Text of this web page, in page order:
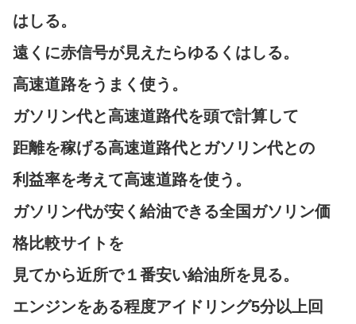
はしる。
遠くに赤信号が見えたらゆるくはしる。
高速道路をうまく使う。
ガソリン代と高速道路代を頭で計算して
距離を稼げる高速道路代とガソリン代との
利益率を考えて高速道路を使う。
ガソリン代が安く給油できる全国ガソリン価
格比較サイトを
見てから近所で１番安い給油所を見る。
エンジンをある程度アイドリング5分以上回